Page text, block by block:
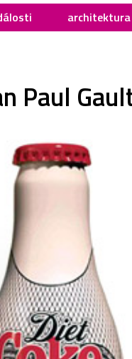
architektura
Paul